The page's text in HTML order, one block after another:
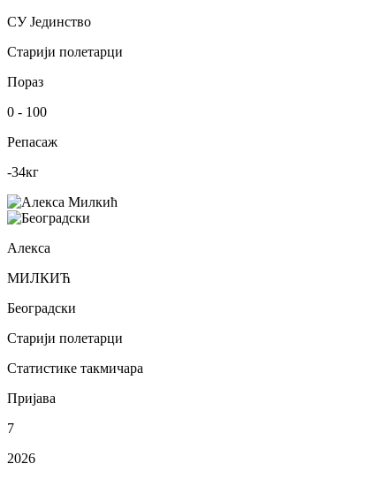
СУ Јединство
Старији полетарци
Пораз
0 - 100
Репасаж
-34кг
Алекса
МИЛКИЋ
Београдски
Старији полетарци
Статистике такмичара
Пријава
7
2026